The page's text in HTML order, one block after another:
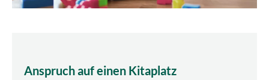
Anspruch auf einen Kitaplatz